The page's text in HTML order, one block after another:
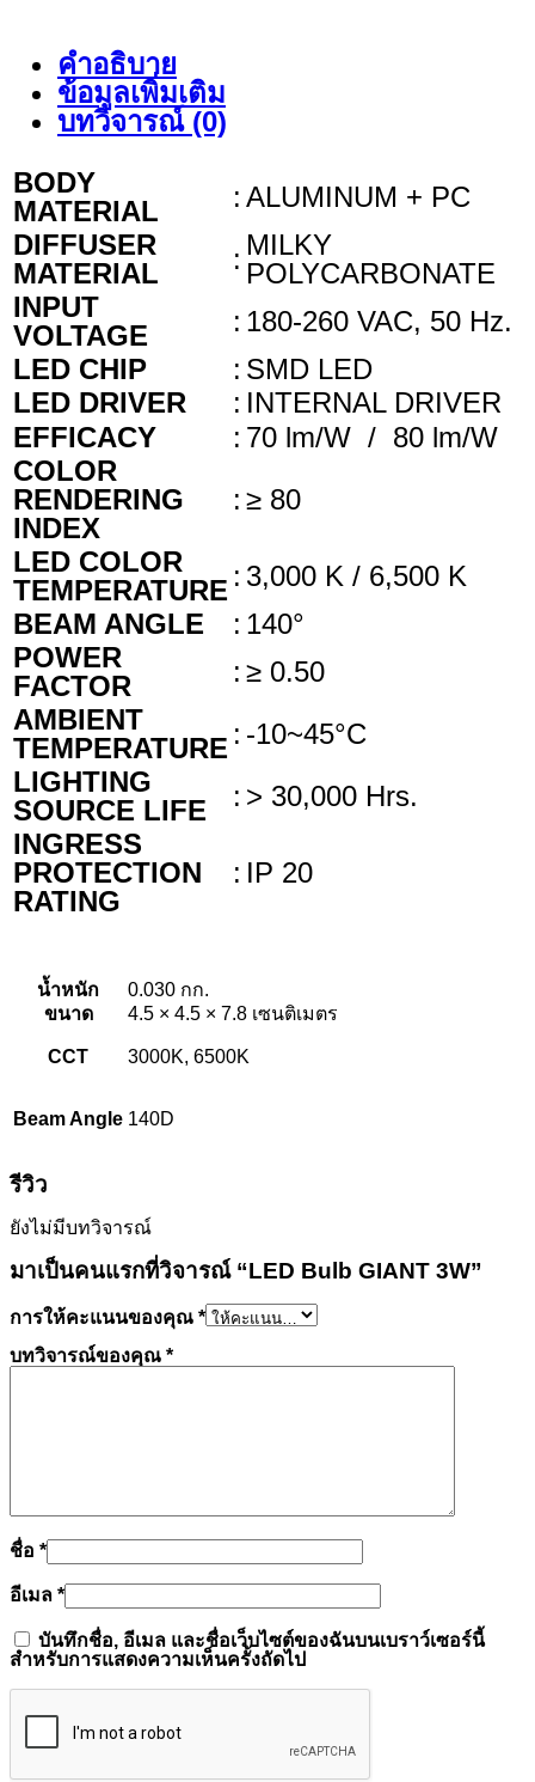
คำอธิบาย
ข้อมูลเพิ่มเติม
บทวิจารณ์ (0)
BODY
MATERIAL
: ALUMINUM + PC
DIFFUSER
MATERIAL
: MILKY
POLYCARBONATE
INPUT
VOLTAGE
: 180-260 VAC, 50 Hz.
LED CHIP
: SMD LED
LED DRIVER
: INTERNAL DRIVER
EFFICACY
: 70 lm/W / 80 lm/W
COLOR
RENDERING
INDEX
: ≥ 80
LED COLOR
TEMPERATURE : 3,000 K / 6,500 K
BEAM ANGLE
: 140°
POWER
FACTOR
: ≥ 0.50
AMBIENT
TEMPERATURE : -10~45°C
LIGHTING
SOURCE LIFE
: > 30,000 Hrs.
INGRESS
PROTECTION
RATING
: IP 20
น้ำหนัก
0.030 กก.
ขนาด
4.5 × 4.5 × 7.8 เซนติเมตร
CCT 3000K, 6500K
Beam Angle 140D
รีวิว
ยังไม่มีบทวิจารณ์
มาเป็นคนแรกที่วิจารณ์ “LED Bulb GIANT 3W”
การให้คะแนนของคุณ *
บทวิจารณ์ของคุณ *
ชื่อ *
อีเมล *
บันทึกชื่อ, อีเมล และชื่อเว็บไซต์ของฉันบนเบราว์เซอร์นี้
สำหรับการแสดงความเห็นครั้งถัดไป